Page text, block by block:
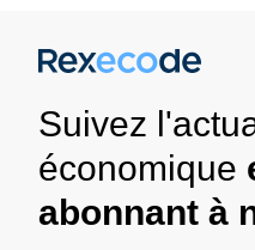
Suivez
économique
abonnant à